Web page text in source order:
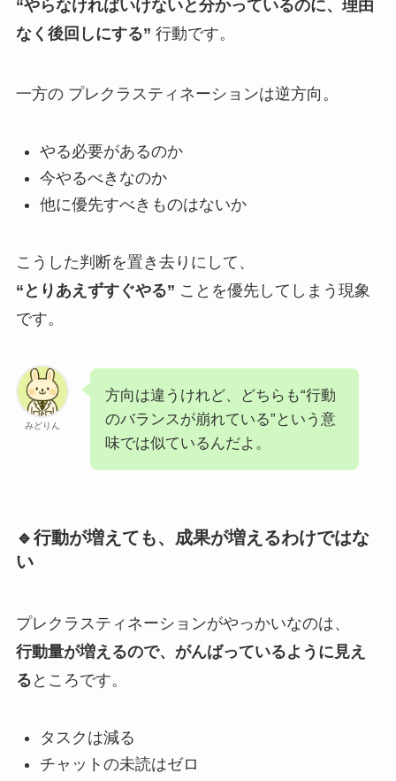
“やらなければいけないと分かっているのに、理由
なく後回しにする” 行動です。
一方の プレクラスティネーションは逆方向。
やる必要があるのか
今やるべきなのか
他に優先すべきものはないか
こうした判断を置き去りにして、
“とりあえずすぐやる” ことを優先してしまう現象
です。
みどりん
方向は違うけれど、どちらも“行動
のバランスが崩れている”という意
味では似ているんだよ。
🔹行動が増えても、成果が増えるわけではな
い
プレクラスティネーションがやっかいなのは、
行動量が増えるので、がんばっているように見え
る ところです。
タスクは減る
チャットの未読はゼロ